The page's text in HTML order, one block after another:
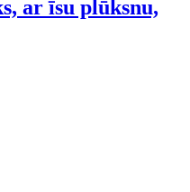
ar īsu plūksnu,